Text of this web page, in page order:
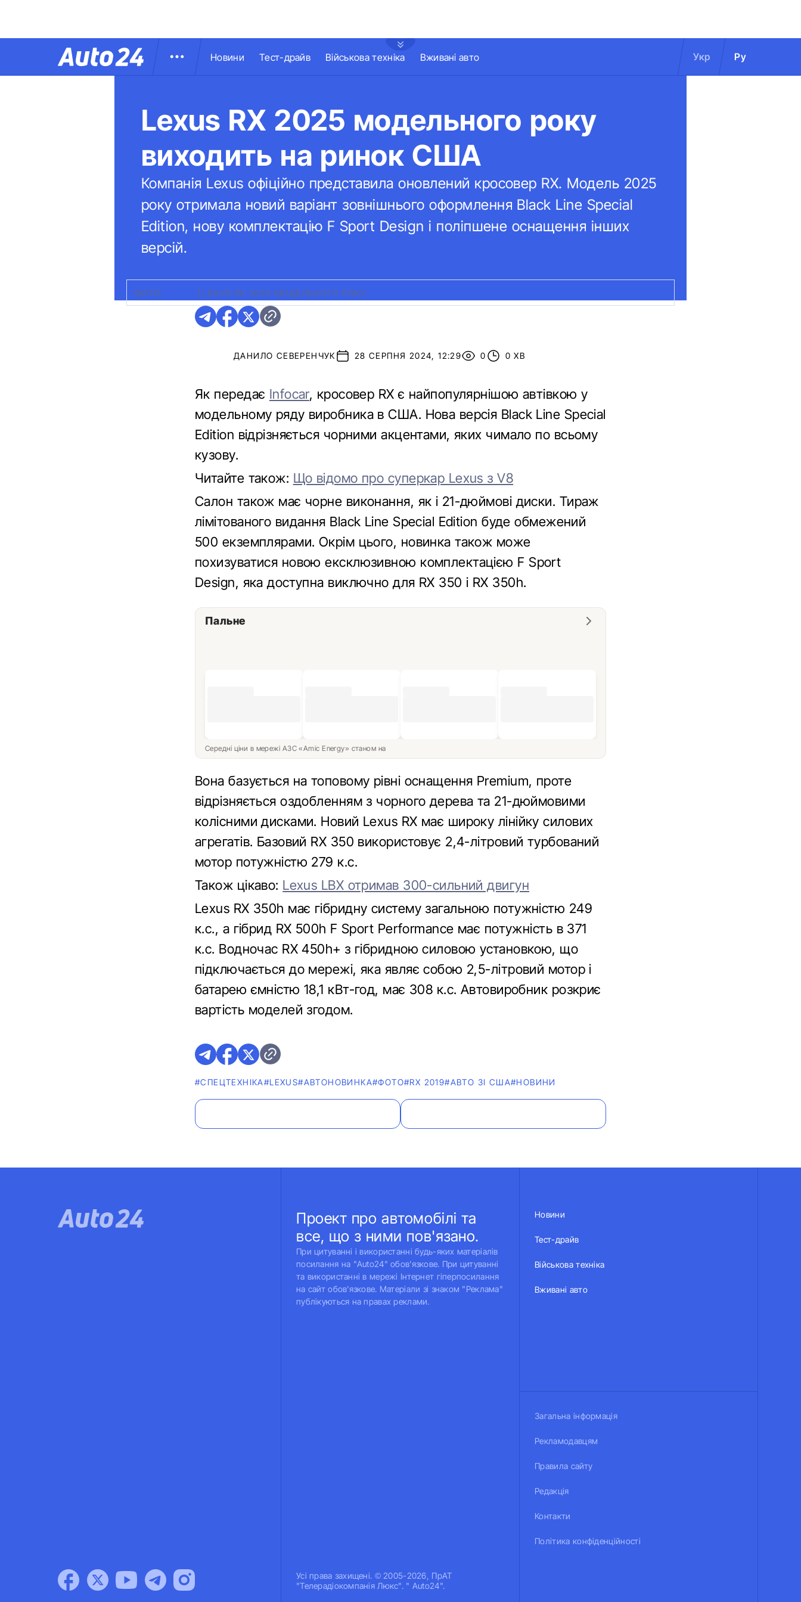
Новини Тест-драйв Військова техніка Вживані авто Укр Ру
Lexus RX 2025 модельного року
виходить на ринок США
Компанія Lexus офіційно представила оновлений кросовер RX. Модель 2025
року отримала новий варіант зовнішнього оформлення Black Line Special
Edition, нову комплектацію F Sport Design і поліпшене оснащення інших
версій.
ФОТО: LEXUS RX 2025 МОДЕЛЬНОГО РОКУ
ДАНИЛО СЕВЕРЕНЧУК 28 СЕРПНЯ 2024, 12:29 0 0 ХВ
Як передає Infocar, кросовер RX є найпопулярнішою автівкою у
модельному ряду виробника в США. Нова версія Black Line Special
Edition відрізняється чорними акцентами, яких чимало по всьому
кузову.
Читайте також: Що відомо про суперкар Lexus з V8
Салон також має чорне виконання, як і 21-дюймові диски. Тираж
лімітованого видання Black Line Special Edition буде обмежений
500 екземплярами. Окрім цього, новинка також може
похизуватися новою ексклюзивною комплектацією F Sport
Design, яка доступна виключно для RX 350 і RX 350h.
Пальне
Середні ціни в мережі АЗС «Amic Energy» станом на
Вона базується на топовому рівні оснащення Premium, проте
відрізняється оздобленням з чорного дерева та 21-дюймовими
колісними дисками. Новий Lexus RX має широку лінійку силових
агрегатів. Базовий RX 350 використовує 2,4-літровий турбований
мотор потужністю 279 к.с.
Також цікаво: Lexus LBX отримав 300-сильний двигун
Lexus RX 350h має гібридну систему загальною потужністю 249
к.с., а гібрид RX 500h F Sport Performance має потужність в 371
к.с. Водночас RX 450h+ з гібридною силовою установкою, що
підключається до мережі, яка являє собою 2,5-літровий мотор і
батарею ємністю 18,1 кВт-год, має 308 к.с. Автовиробник розкриє
вартість моделей згодом.
#СПЕЦТЕХНІКА#LEXUS#АВТОНОВИНКА#ФОТО#RX 2019#АВТО ЗІ США#НОВИНИ
Проект про автомобілі та
все, що з ними пов'язано.
При цитуванні і використанні будь-яких матеріалів
посилання на "Auto24" обов'язкове. При цитуванні
та використанні в мережі Інтернет гіперпосилання
на сайт обов'язкове. Матеріали зі знаком "Реклама"
публікуються на правах реклами.
Усi права захищенi. © 2005-2026, ПрАТ
"Телерадіокомпанія Люкс". " Auto24".
Новини
Тест-драйв
Військова техніка
Вживані авто
Загальна інформація
Рекламодавцям
Правила сайту
Редакція
Контакти
Політика конфіденційності